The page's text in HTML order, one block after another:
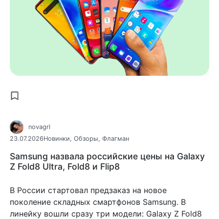
novagrl
23.07.2026Новинки, Обзоры, Флагман
Samsung назвала российские цены на Galaxy
Z Fold8 Ultra, Fold8 и Flip8
В России стартовал предзаказ на новое
поколение складных смартфонов Samsung. В
линейку вошли сразу три модели: Galaxy Z Fold8